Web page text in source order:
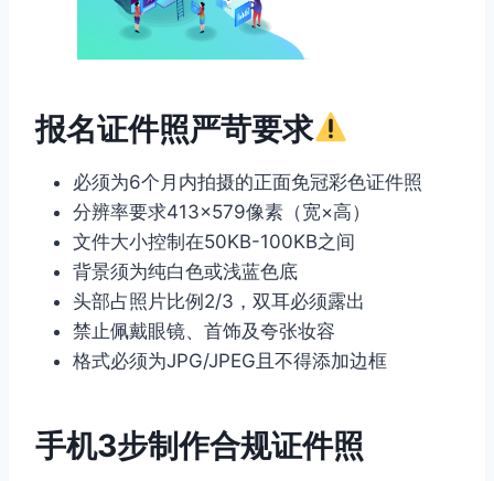
报名证件照严苛要求
必须为6个月内拍摄的正面免冠彩色证件照
分辨率要求413×579像素（宽×高）
文件大小控制在50KB-100KB之间
背景须为纯白色或浅蓝色底
头部占照片比例2/3，双耳必须露出
禁止佩戴眼镜、首饰及夸张妆容
格式必须为JPG/JPEG且不得添加边框
手机3步制作合规证件照